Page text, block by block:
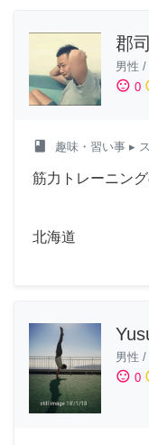
郡
男性 /
sentiment_satisfied 0
class 趣味・習い事 ▸
筋力トレーニン
北海道
男性 /
sentiment_satisfied 0